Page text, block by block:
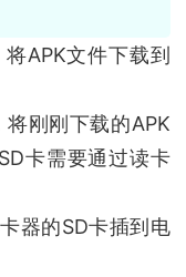
APK文件下载到
刚刚下载的APK
卡需要通过读卡
器的SD卡插到电